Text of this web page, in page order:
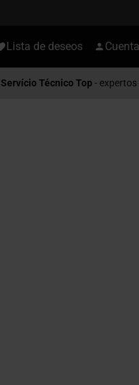
Lista de deseos Cuenta
Servício Técnico Top -